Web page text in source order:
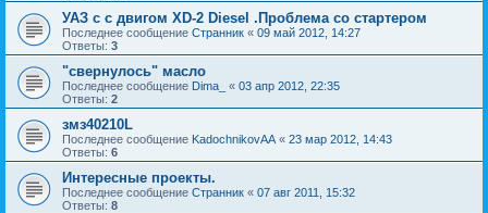
УАЗ с с двигом XD-2 Diesel .Проблема со стартером
Последнее сообщение Странник « 09 май 2012, 14:27
Ответы: 3
"свернулось" масло
Последнее сообщение Dima_ « 03 апр 2012, 22:35
Ответы: 2
змз40210L
Последнее сообщение KadochnikovAA « 23 мар 2012, 14:43
Ответы: 6
Интересные проекты.
Последнее сообщение Странник « 07 авг 2011, 15:32
Ответы: 8